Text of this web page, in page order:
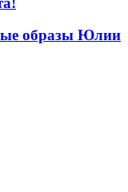
образы Юлии